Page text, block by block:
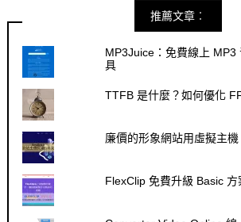
推薦文章︰
MP3Juice：免費線上 MP3
具
TTFB 是什麼？如何優化
廉價的形象網站用虛擬主
FlexClip 免費升級 Basic 方